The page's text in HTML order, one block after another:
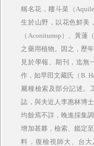
稱名花，耬斗菜（
生於山野，以花色鮮美
（ Aconitumsp ）、黃蓮（
之藥用植物。因之，歷
見於學報、期刊，迄無
作，如早田文藏氏（ B.
屬種檢索及部分記述。
誌，與夫近人李惠林博
均餘焉不詳，晚進採集
增加甚夥，檢索、鑑定
料，復檢視師大、台